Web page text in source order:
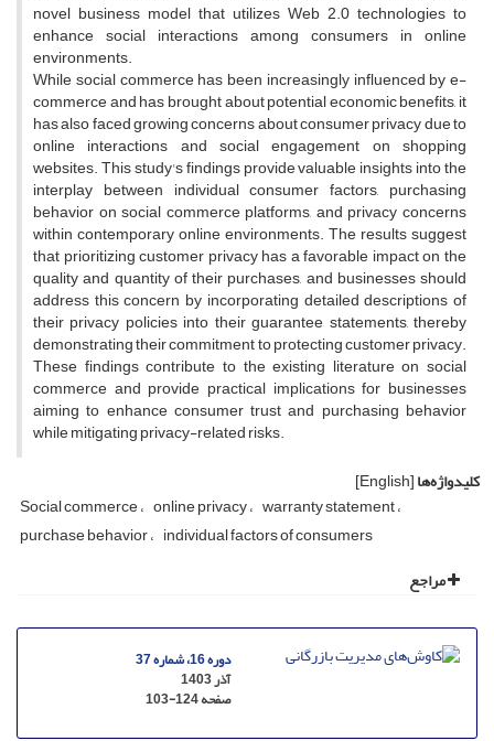
novel business model that utilizes Web 2.0 technologies to
enhance social interactions among consumers in online
environments.
While social commerce has been increasingly influenced by e-
commerce and has brought about potential economic benefits, it
has also faced growing concerns about consumer privacy due to
online interactions and social engagement on shopping
websites. This study's findings provide valuable insights into the
interplay between individual consumer factors, purchasing
behavior on social commerce platforms, and privacy concerns
within contemporary online environments. The results suggest
that prioritizing customer privacy has a favorable impact on the
quality and quantity of their purchases, and businesses should
address this concern by incorporating detailed descriptions of
their privacy policies into their guarantee statements, thereby
demonstrating their commitment to protecting customer privacy.
These findings contribute to the existing literature on social
commerce and provide practical implications for businesses
aiming to enhance consumer trust and purchasing behavior
while mitigating privacy-related risks.
کلیدواژه‌ها[English]
Social commerce online privacy warranty statement
purchase behavior individual factors of consumers
مراجع
دوره 16، شماره 37
آذر 1403
صفحه103-124